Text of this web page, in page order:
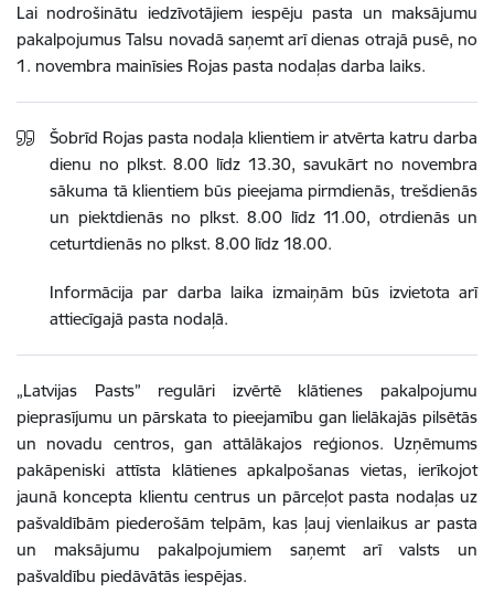
Lai nodrošinātu iedzīvotājiem iespēju pasta un maksājumu
pakalpojumus Talsu novadā saņemt arī dienas otrajā pusē, no
1. novembra mainīsies Rojas pasta nodaļas darba laiks.
Šobrīd Rojas pasta nodaļa klientiem ir atvērta katru darba
dienu no plkst. 8.00 līdz 13.30, savukārt no novembra
sākuma tā klientiem būs pieejama pirmdienās, trešdienās
un piektdienās no plkst. 8.00 līdz 11.00, otrdienās un
ceturtdienās no plkst. 8.00 līdz 18.00.
Informācija par darba laika izmaiņām būs izvietota arī
attiecīgajā pasta nodaļā.
„Latvijas Pasts” regulāri izvērtē klātienes pakalpojumu
pieprasījumu un pārskata to pieejamību gan lielākajās pilsētās
un novadu centros, gan attālākajos reģionos. Uzņēmums
pakāpeniski attīsta klātienes apkalpošanas vietas, ierīkojot
jaunā koncepta klientu centrus un pārceļot pasta nodaļas uz
pašvaldībām piederošām telpām, kas ļauj vienlaikus ar pasta
un maksājumu pakalpojumiem saņemt arī valsts un
pašvaldību piedāvātās iespējas.